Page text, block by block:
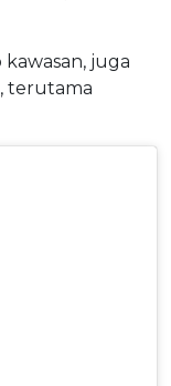
juga
terutama